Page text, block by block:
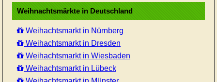
Weihnachtsmärkte in Deutschland
Weihachtsmarkt in Nürnberg
Weihachtsmarkt in Dresden
Weihachtsmarkt in Wiesbaden
Weihachtsmarkt in Lübeck